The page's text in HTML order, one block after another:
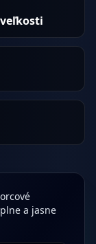
veľkosti
a jasne